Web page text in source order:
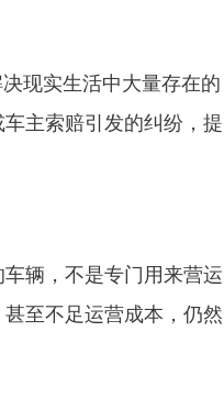
现实生活中大量存在的
主索赔引发的纠纷，提
辆，不是专门用来营运
至不足运营成本，仍然